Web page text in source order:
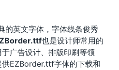
的英文字体，字体线条俊秀
也是设计师常用的
广告设计、排版印刷等领
供EZBorder.ttf字体的下载和